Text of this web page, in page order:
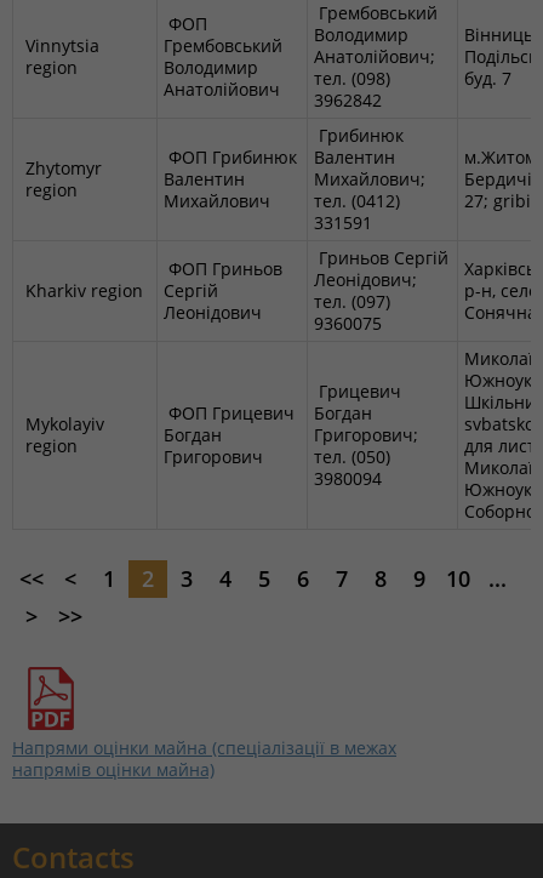
Vinnytsia
region
ФОП
Грембовський
Володимир
Анатолійович
Грембовський
Володимир
Анатолійович;
тел. (098)
3962842
буд. 7
Zhytomyr
region
ФОП Грибинюк
Валентин
Михайлович
Грибинюк
Валентин
Михайлович;
тел. (0412)
331591
27;
Kharkiv region
ФОП Гриньов
Сергій
Леонідович
Гриньов Сергій
Леонідович;
тел. (097)
9360075
р-н,
Mykolayiv
region
ФОП Грицевич
Богдан
Григорович
Грицевич
Богдан
Григорович;
тел. (050)
3980094
для
<< < 1 2 3 4 5 6 7 8 9 10
...
>
>>
Напрями оцінки майна (спеціалізації в межах
напрямів оцінки майна)
Contacts